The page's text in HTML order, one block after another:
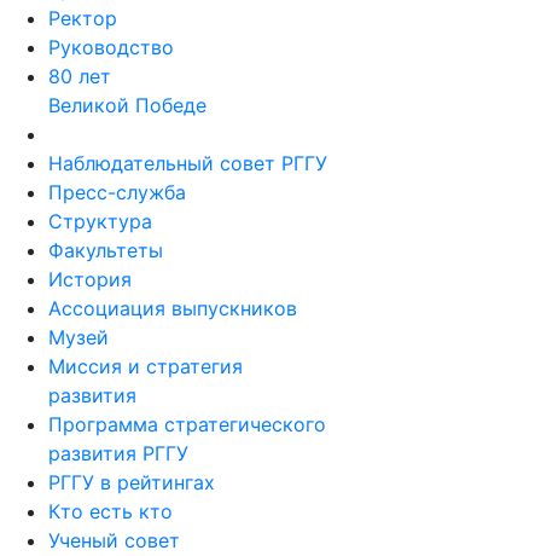
организации
Ректор
Руководство
80 лет
Наблюдательный совет РГГУ
Пресс-служба
Структура
Факультеты
История
Ассоциация выпускников
Музей
Миссия и стратегия
развития
Программа стратегического
развития РГГУ
РГГУ в рейтингах
Кто есть кто